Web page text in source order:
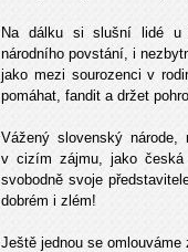
Na dálku si slušní lidé u
národního povstání, i
jako mezi sourozenci v
pomáhat, fandit a držet
Vážený slovenský
v cizím zájmu, jako
svobodně svoje
dobrém i zlém!
Ještě jednou se